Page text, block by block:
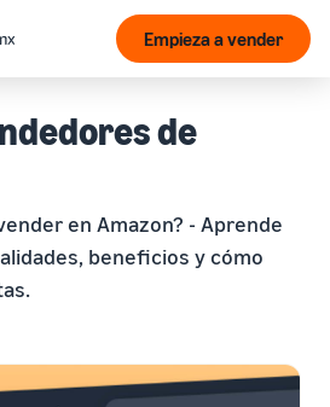
Empieza a vender
de
en Amazon? - Aprende
beneficios y cómo